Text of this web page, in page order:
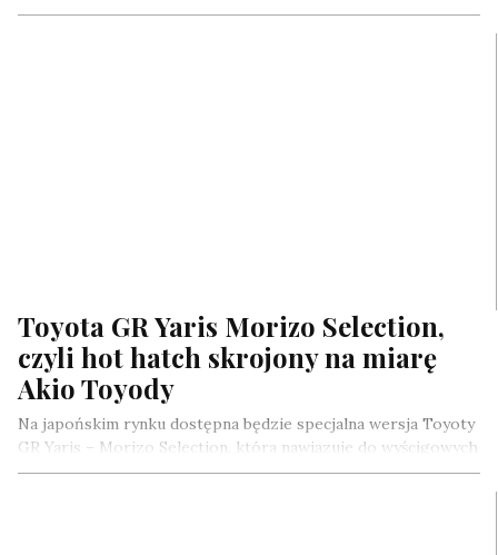
Gazoo Racing. Możliwości Corolli TS…
Toyota GR Yaris Morizo Selection,
czyli hot hatch skrojony na miarę
Akio Toyody
Na japońskim rynku dostępna będzie specjalna wersja Toyoty
GR Yaris – Morizo Selection, która nawiązuje do wyścigowych
zmagań prezydenta Toyota…